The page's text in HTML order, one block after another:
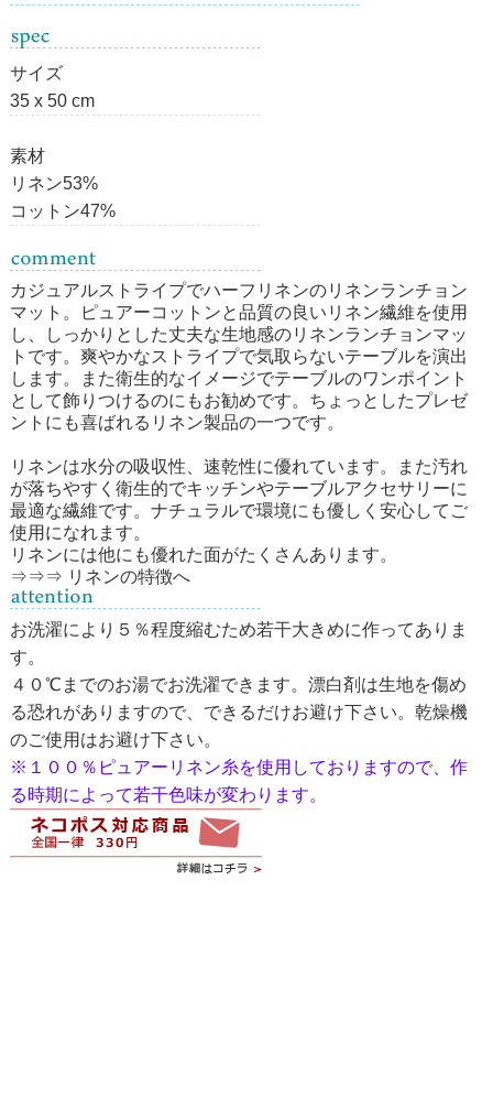
サイズ
35 x 50 cm
素材
リネン53%
コットン47%
カジュアルストライプでハーフリネンのリネンランチョン
マット。ピュアーコットンと品質の良いリネン繊維を使用
し、しっかりとした丈夫な生地感のリネンランチョンマッ
トです。爽やかなストライプで気取らないテーブルを演出
します。また衛生的なイメージでテーブルのワンポイント
として飾りつけるのにもお勧めです。ちょっとしたプレゼ
ントにも喜ばれるリネン製品の一つです。
リネンは水分の吸収性、速乾性に優れています。また汚れ
が落ちやすく衛生的でキッチンやテーブルアクセサリーに
最適な繊維です。ナチュラルで環境にも優しく安心してご
使用になれます。
リネンには他にも優れた面がたくさんあります。
⇒⇒⇒ リネンの特徴へ
お洗濯により５％程度縮むため若干大きめに作ってありま
す。
４０℃までのお湯でお洗濯できます。漂白剤は生地を傷め
る恐れがありますので、できるだけお避け下さい。乾燥機
のご使用はお避け下さい。
※１００％ピュアーリネン糸を使用しておりますので、作
る時期によって若干色味が変わります。